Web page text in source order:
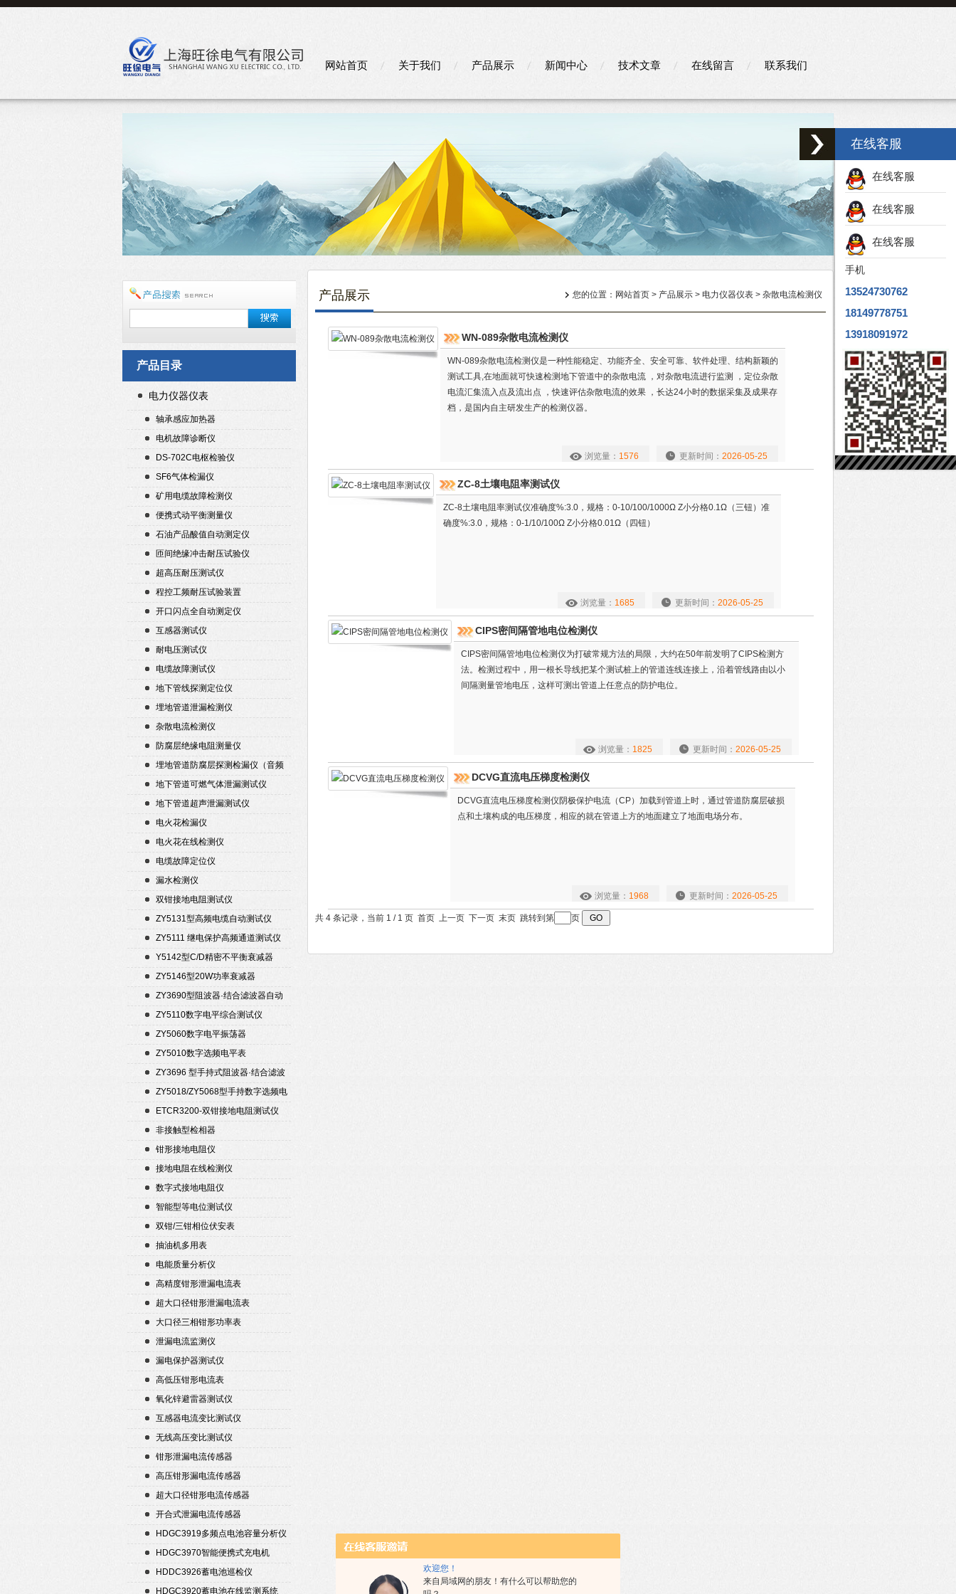
欢迎您！
来自局域网的朋友！有什么可以帮助您的
网站首页 关于我们 产品展示 新闻中心 技术文章 在线留言 联系我们
产品目录
电力仪器仪表
轴承感应加热器
电机故障诊断仪
DS-702C电枢检验仪
SF6气体检漏仪
矿用电缆故障检测仪
便携式动平衡测量仪
石油产品酸值自动测定仪
匝间绝缘冲击耐压试验仪
超高压耐压测试仪
程控工频耐压试验装置
开口闪点全自动测定仪
互感器测试仪
耐电压测试仪
电缆故障测试仪
地下管线探测定位仪
埋地管道泄漏检测仪
杂散电流检测仪
防腐层绝缘电阻测量仪
埋地管道防腐层探测检漏仪（音频
检漏仪）
地下管道可燃气体泄漏测试仪
地下管道超声泄漏测试仪
电火花检漏仪
电火花在线检测仪
电缆故障定位仪
漏水检测仪
双钳接地电阻测试仪
ZY5131型高频电缆自动测试仪
ZY5111 继电保护高频通道测试仪
Y5142型C/D精密不平衡衰减器
（50Ω）
ZY5146型20W功率衰减器
ZY3690型阻波器·结合滤波器自动
测试仪
ZY5110数字电平综合测试仪
ZY5060数字电平振荡器
ZY5010数字选频电平表
ZY3696 型手持式阻波器·结合滤波
器自动测试仪
ZY5018/ZY5068型手持数字选频电
平表/电平振荡器
ETCR3200-双钳接地电阻测试仪
非接触型检相器
钳形接地电阻仪
接地电阻在线检测仪
数字式接地电阻仪
智能型等电位测试仪
双钳/三钳相位伏安表
抽油机多用表
电能质量分析仪
高精度钳形泄漏电流表
超大口径钳形泄漏电流表
大口径三相钳形功率表
泄漏电流监测仪
漏电保护器测试仪
高低压钳形电流表
氧化锌避雷器测试仪
互感器电流变比测试仪
无线高压变比测试仪
钳形泄漏电流传感器
高压钳形漏电流传感器
超大口径钳形电流传感器
开合式泄漏电流传感器
HDGC3919多频点电池容量分析仪
HDGC3970智能便携式充电机
HDDC3926蓄电池巡检仪
HDGC3920蓄电池在线监测系统
产品展示 您的位置： 网站首页 > 产品展示 > 电力仪器仪表 > 杂散电流检测仪
WN-089杂散电流检测仪
WN-089杂散电流检测仪是一种性能稳定、功能齐全、安全可靠、软件处理、结构新颖的
测试工具,在地面就可快速检测地下管道中的杂散电流 ，对杂散电流进行监测 ，定位杂散
电流汇集流入点及流出点 ，快速评估杂散电流的效果 ，长达24小时的数据采集及成果存
档，是国内自主研发生产的检测仪器。
更新时间： 2026-05-25
浏览量： 1576
ZC-8土壤电阻率测试仪
ZC-8土壤电阻率测试仪准确度%:3.0，规格：0-10/100/1000Ω Z小分格0.1Ω（三钮）准
确度%:3.0，规格：0-1/10/100Ω Z小分格0.01Ω（四钮）
更新时间： 2026-05-25
浏览量： 1685
CIPS密间隔管地电位检测仪
CIPS密间隔管地电位检测仪为打破常规方法的局限，大约在50年前发明了CIPS检测方
法。检测过程中，用一根长导线把某个测试桩上的管道连线连接上，沿着管线路由以小
间隔测量管地电压，这样可测出管道上任意点的防护电位。
更新时间： 2026-05-25
浏览量： 1825
DCVG直流电压梯度检测仪
DCVG直流电压梯度检测仪阴极保护电流（CP）加载到管道上时，通过管道防腐层破损
点和土壤构成的电压梯度，相应的就在管道上方的地面建立了地面电场分布。
更新时间： 2026-05-25
浏览量： 1968
共 4 条记录，当前 1 / 1 页 首页 上一页 下一页 末页 跳转到第 页
在线客服
在线客服
在线客服
在线客服
手机
13524730762
18149778751
13918091972